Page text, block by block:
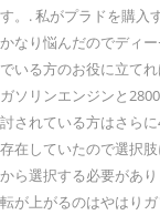
す。. 私がプラドを購入
かなり悩んだのでディ
でいる方のお役に立て
ガソリンエンジンと
討されている方はさら
存在していたので選択
から選択する必要があ
転が上がるのはやはり